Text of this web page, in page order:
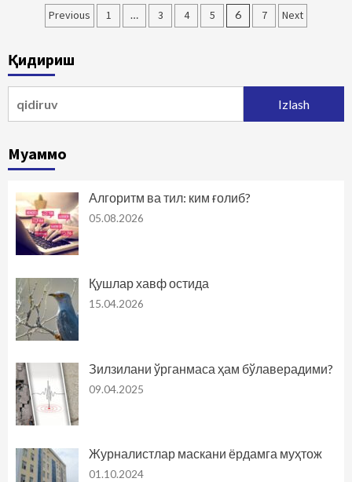
Maqolalar
harakatlanish
Previous 1 … 3 4 5 6 7 Next
Қидириш
Муаммо
Алгоритм ва тил: ким ғолиб?
05.08.2026
Қушлар хавф остида
15.04.2026
Зилзилани ўрганмаса ҳам бўлаверадими?
09.04.2025
Журналистлар маскани ёрдамга муҳтож
01.10.2024